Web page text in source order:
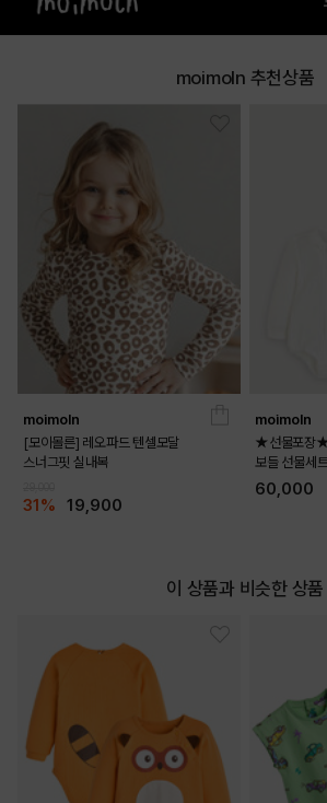
moimoln 추천상품
moimoln
[모이몰른] 레오파드 텐셀모달
스너그핏 실내복
31% 19,900
moimoln
★선물포장★
보들 선물세
60,000
이 상품과 비슷한 상품